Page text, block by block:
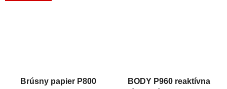
Brúsny papier P800
BODY P960 reaktívna